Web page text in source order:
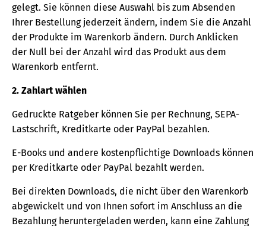
gelegt. Sie können diese Auswahl bis zum Absenden
Ihrer Bestellung jederzeit ändern, indem Sie die Anzahl
der Produkte im Warenkorb ändern. Durch Anklicken
der Null bei der Anzahl wird das Produkt aus dem
Warenkorb entfernt.
2. Zahlart wählen
Gedruckte Ratgeber können Sie per Rechnung, SEPA-
Lastschrift, Kreditkarte oder PayPal bezahlen.
E-Books und andere kostenpflichtige Downloads können
per Kreditkarte oder PayPal bezahlt werden.
Bei direkten Downloads, die nicht über den Warenkorb
abgewickelt und von Ihnen sofort im Anschluss an die
Bezahlung heruntergeladen werden, kann eine Zahlung